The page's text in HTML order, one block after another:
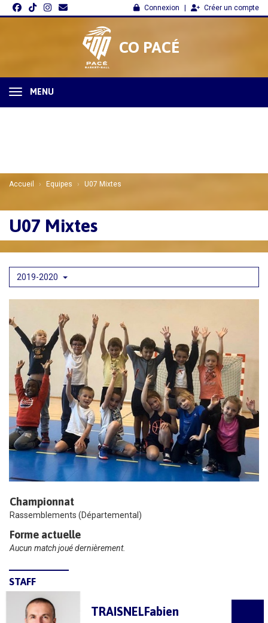
Connexion Créer un compte
CO PACÉ
MENU
Accueil Equipes U07 Mixtes
U07 Mixtes
2019-2020
Championnat
Rassemblements (Départemental)
Forme actuelle
Aucun match joué dernièrement.
STAFF
TRAISNELFabien
Panneau de gestion des cookies